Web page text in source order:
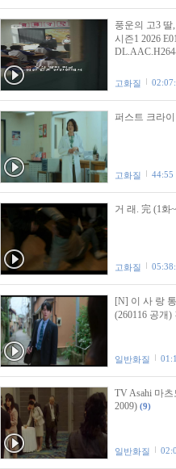
풍운의 고3
시즌1 2026
고화질
퍼스트 크라
고화질 44:55
거 래. 完 (1화
고화질
[N] 이 사 랑
(260116 공개)
일반화질
TV Asahi 마
2009) (9)
일반화질